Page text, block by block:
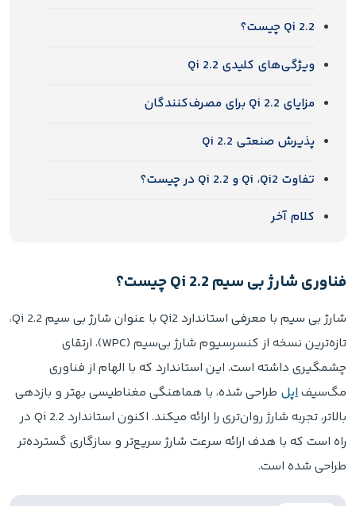
Qi 2.2 چیست؟
ویژگی‌های کلیدی Qi 2.2
مزایای Qi 2.2 برای مصرف‌کنندگان
پذیرش صنعتی Qi 2.2
تفاوت Qi ،Qi2 و Qi 2.2 در چیست؟
کلام آخر
فناوری شارژ بی‌ سیم Qi 2.2 چیست؟
شارژ بی‌ سیم با معرفی استاندارد Qi2 با عنوان شارژ بی‌ سیم Qi 2.2،
تازه‌ترین نسخه از کنسرسیوم شارژ بی‌سیم (WPC)، ارتقای
چشمگیری داشته است. این استاندارد که با الهام از فناوری
مگ‌سیفاپل طراحی شده، با هماهنگی مغناطیسی بهتر و بازدهی
بالاتر، تجربه شارژ روان‌تری را ارائه میکند. اکنون استاندارد Qi 2.2 در
راه است که با هدف ارائه سرعت شارژ سریع‌تر و سازگاری گسترده‌تر
طراحی شده است.